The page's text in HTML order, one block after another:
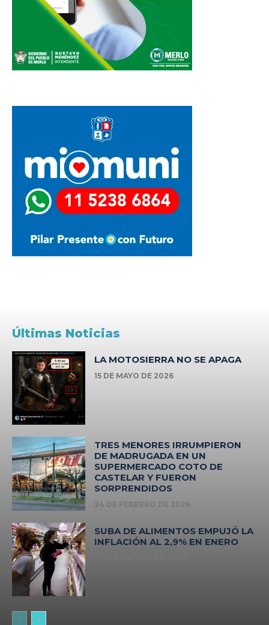
Últimas Noticias
LA MOTOSIERRA NO SE APAGA
15 DE MAYO DE 2026
TRES MENORES IRRUMPIERON
DE MADRUGADA EN UN
SUPERMERCADO COTO DE
CASTELAR Y FUERON
SORPRENDIDOS
24 DE FEBRERO DE 2026
SUBA DE ALIMENTOS EMPUJÓ LA
INFLACIÓN AL 2,9% EN ENERO